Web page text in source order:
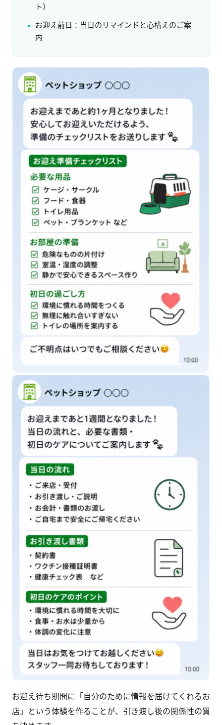
ト）
お迎え前日：当日のリマインドと心構えのご案
内
お迎え待ち期間に「自分のために情報を届けてくれるお
店」という体験を作ることが、引き渡し後の関係性の質